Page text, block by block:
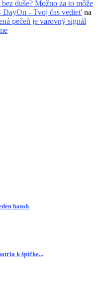
duše? Možno za to môže
DayOn - Tvoj čas vedieť na
pečeň je varovný signál
batoh
k špičke...